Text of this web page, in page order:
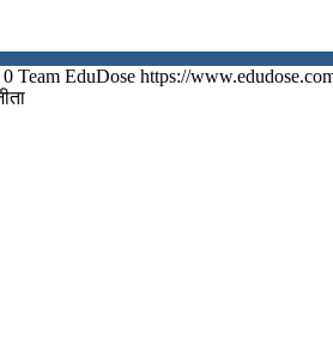
0 Team EduDose https://